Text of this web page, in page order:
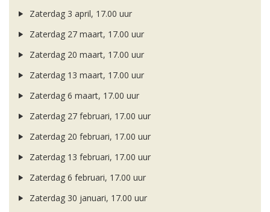
Zaterdag 3 april, 17.00 uur
Zaterdag 27 maart, 17.00 uur
Zaterdag 20 maart, 17.00 uur
Zaterdag 13 maart, 17.00 uur
Zaterdag 6 maart, 17.00 uur
Zaterdag 27 februari, 17.00 uur
Zaterdag 20 februari, 17.00 uur
Zaterdag 13 februari, 17.00 uur
Zaterdag 6 februari, 17.00 uur
Zaterdag 30 januari, 17.00 uur